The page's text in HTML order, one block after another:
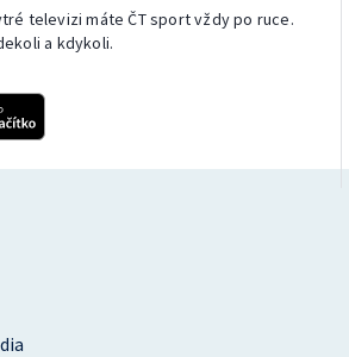
televizi máte ČT sport vždy po ruce.
a kdykoli.